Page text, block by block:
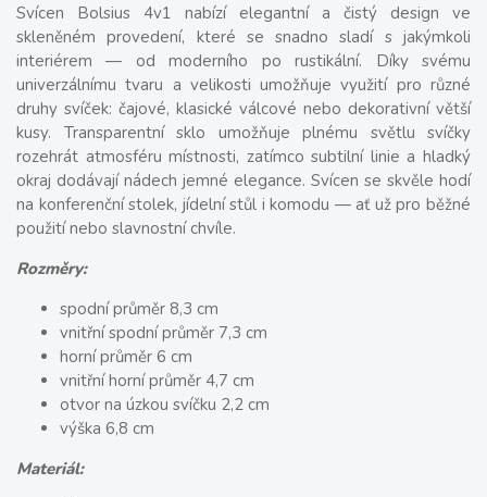
Svícen Bolsius 4v1 nabízí elegantní a čistý design ve
skleněném provedení, které se snadno sladí s jakýmkoli
interiérem — od moderního po rustikální. Díky svému
univerzálnímu tvaru a velikosti umožňuje využití pro různé
druhy svíček: čajové, klasické válcové nebo dekorativní větší
kusy. Transparentní sklo umožňuje plnému světlu svíčky
rozehrát atmosféru místnosti, zatímco subtilní linie a hladký
okraj dodávají nádech jemné elegance. Svícen se skvěle hodí
na konferenční stolek, jídelní stůl i komodu — ať už pro běžné
použití nebo slavnostní chvíle.
Rozměry:
spodní průměr 8,3 cm
vnitřní spodní průměr 7,3 cm
horní průměr 6 cm
vnitřní horní průměr 4,7 cm
otvor na úzkou svíčku 2,2 cm
výška 6,8 cm
Materiál: